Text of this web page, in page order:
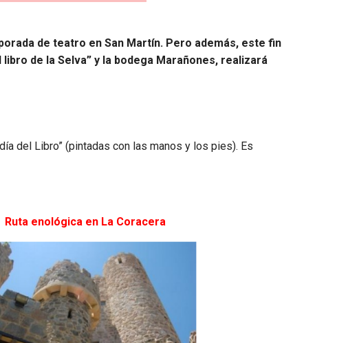
de teatro en San Martín. Pero además, este fin
de la Selva” y la bodega Marañones, realizará
del Libro” (pintadas con las manos y los pies). Es
Ruta enológica en La Coracera